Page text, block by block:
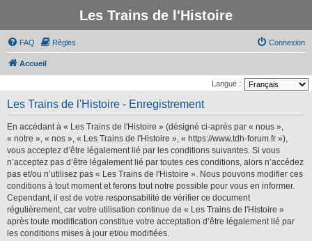
Les Trains de l'Histoire
FAQ Règles Connexion
Accueil
Langue :
Les Trains de l'Histoire - Enregistrement
En accédant à « Les Trains de l'Histoire » (désigné ci-après par « nous »,
« notre », « nos », « Les Trains de l'Histoire », « https://www.tdh-forum.fr »),
vous acceptez d’être légalement lié par les conditions suivantes. Si vous
n’acceptez pas d’être légalement lié par toutes ces conditions, alors n’accédez
pas et/ou n’utilisez pas « Les Trains de l'Histoire ». Nous pouvons modifier ces
conditions à tout moment et ferons tout notre possible pour vous en informer.
Cependant, il est de votre responsabilité de vérifier ce document
régulièrement, car votre utilisation continue de « Les Trains de l'Histoire »
après toute modification constitue votre acceptation d’être légalement lié par
les conditions mises à jour et/ou modifiées.